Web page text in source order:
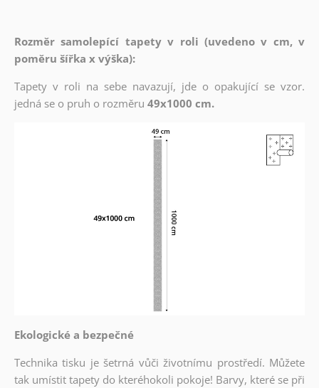
Rozměr samolepící tapety v roli (uvedeno v cm, v
poměru šířka x výška):
Tapety v roli na sebe navazují, jde o opakující se vzor.
jedná se o pruh o rozměru 49x1000 cm.
Ekologické a bezpečné
Technika tisku je šetrná vůči životnímu prostředí. Můžete
tak umístit tapety do kteréhokoli pokoje! Barvy, které se při